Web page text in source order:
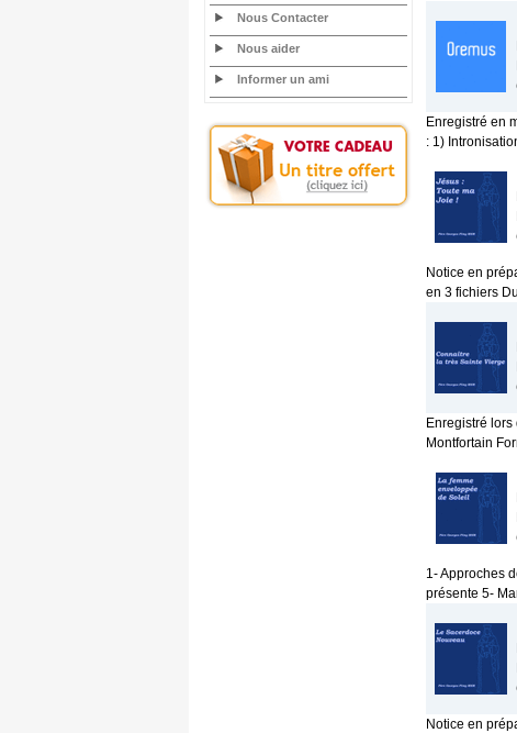
Nous Contacter
Nous aider
Informer un ami
Enregistré en
: 1)
Notice en
en 3 fichiers
Enregistré
Montfortain
1- Approches
présente 5-
Notice en